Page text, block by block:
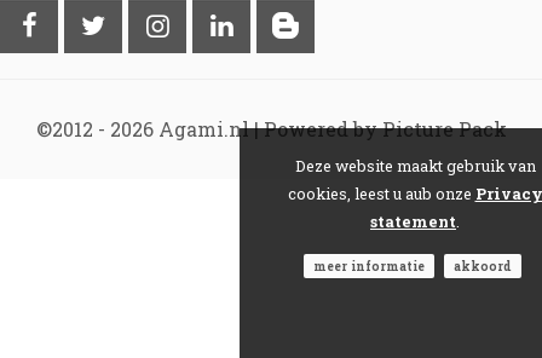
©2012 - 2026 Agami.nl|Powered by Picture Pack
Deze website maakt gebruik van
cookies, leest u aub onze Privacy
statement
meer informatie akkoord